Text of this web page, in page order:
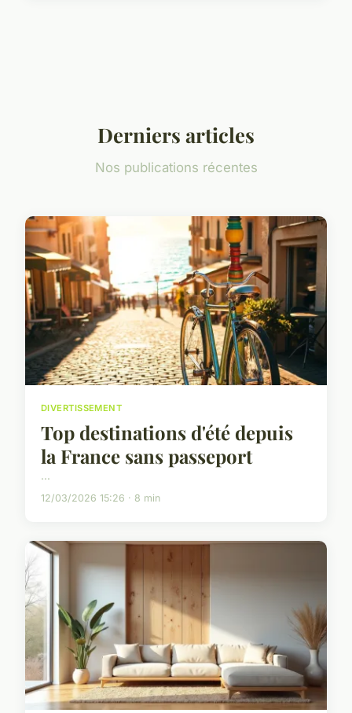
Derniers articles
Nos publications récentes
DIVERTISSEMENT
Top destinations d'été depuis
la France sans passeport
...
12/03/2026 15:26 · 8 min